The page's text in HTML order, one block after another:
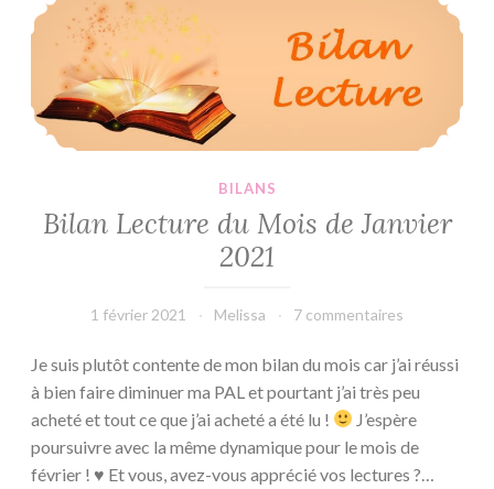
BILANS
Bilan Lecture du Mois de Janvier
2021
1 février 2021 Melissa 7 commentaires
Je suis plutôt contente de mon bilan du mois car j’ai réussi
à bien faire diminuer ma PAL et pourtant j’ai très peu
acheté et tout ce que j’ai acheté a été lu !
J’espère
poursuivre avec la même dynamique pour le mois de
février ! ♥ Et vous, avez-vous apprécié vos lectures ?…